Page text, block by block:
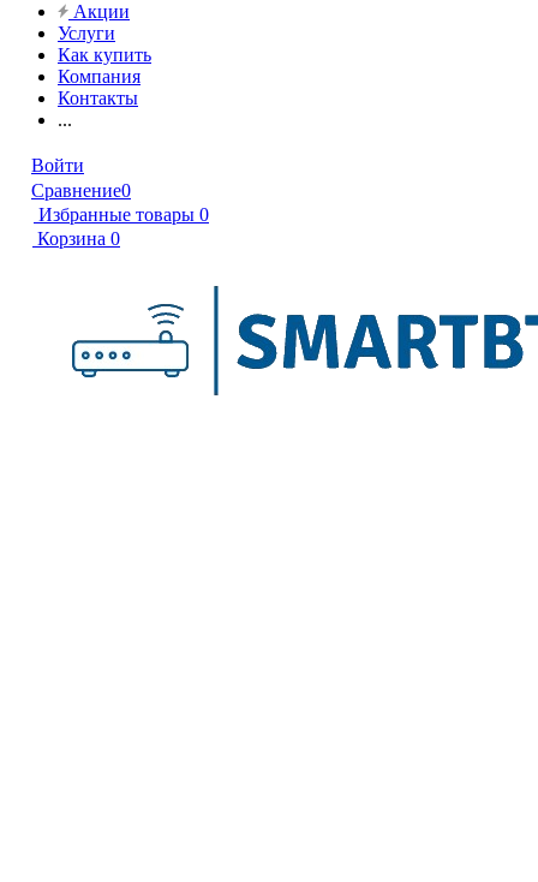
Акции
Услуги
Как купить
Компания
Контакты
...
Войти
Сравнение0
Избранные товары 0
Корзина 0